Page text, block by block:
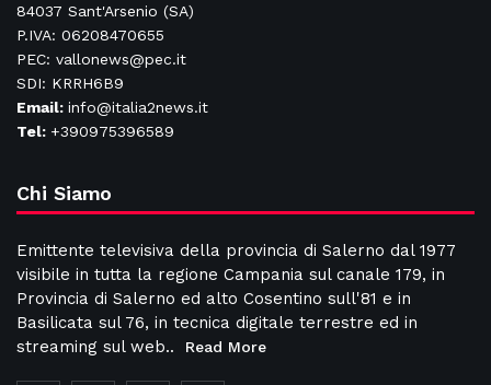
84037 Sant'Arsenio (SA)
P.IVA: 06208470655
PEC: vallonews@pec.it
SDI: KRRH6B9
Email: info@italia2news.it
Tel: +390975396589
Chi Siamo
Emittente televisiva della provincia di Salerno dal 1977
visibile in tutta la regione Campania sul canale 179, in
Provincia di Salerno ed alto Cosentino sull'81 e in
Basilicata sul 76, in tecnica digitale terrestre ed in
streaming sul web..
Read More